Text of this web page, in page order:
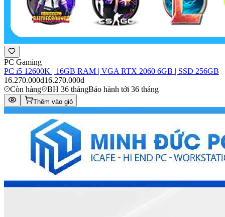
PC Gaming
PC i5 12600K | 16GB RAM | VGA RTX 2060 6GB | SSD 256GB
16.270.000đ16.270.000đ
Còn hàng
BH 36 thángBảo hành tới 36 tháng
Thêm vào giỏ